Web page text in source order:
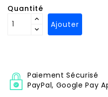
Quantité
Ajouter
Paiement Sécurisé
PayPal, Google Pay